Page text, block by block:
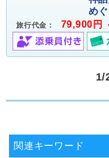
め
旅行代金： 79,900円
1/
関連キーワード